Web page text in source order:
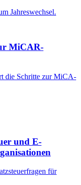
Jahreswechsel.
MiCAR-
die Schritte zur MiCA-
und E-
für